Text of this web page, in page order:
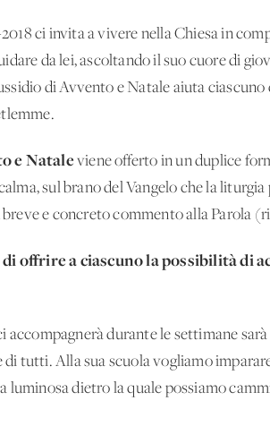
2018 ci invita a vivere nella Chiesa in
da lei, ascoltando il suo cuore di
di Avvento e Natale aiuta
e Nataleviene offerto in un duplice
sul brano del Vangelo che la
e concreto commento alla Parola
offrire a ciascuno la possibilità di
durante le settimane
tutti. Alla sua scuola vogliamo
luminosa dietro la quale possiamo